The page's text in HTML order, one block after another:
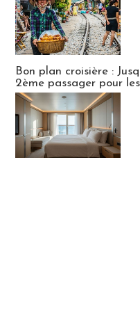
Bon plan croisière :
2ème passager pour